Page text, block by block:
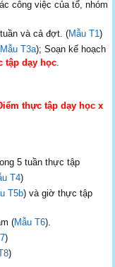
công việc của tổ, nhóm
và cả đợt. (Mẫu T1)
Mẫu T3a); Soạn kế hoạch
tập dạy học
thực tập dạy học x
5 tuần thực tập
T4)
T5b) và giờ thực tập
(Mẫu T6).
)
)